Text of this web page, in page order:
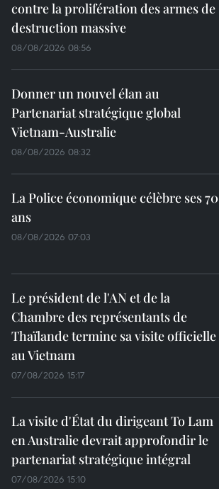
contre la prolifération des armes de
destruction massive
08/08/2026 08:56
Donner un nouvel élan au
Partenariat stratégique global
Vietnam-Australie
08/08/2026 08:32
La Police économique célèbre ses 70
ans
08/08/2026 07:03
Le président de l'AN et de la
Chambre des représentants de
Thaïlande termine sa visite officielle
au Vietnam
07/08/2026 15:17
La visite d'État du dirigeant To Lam
en Australie devrait approfondir le
partenariat stratégique intégral
07/08/2026 15:10